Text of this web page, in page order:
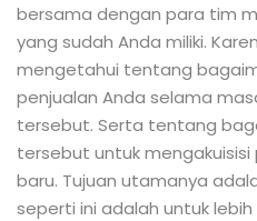
bersama dengan para tim
yang sudah Anda miliki.
mengetahui tentang
penjualan Anda selama
tersebut. Serta tentang
tersebut untuk
baru. Tujuan utamanya
seperti ini adalah untuk